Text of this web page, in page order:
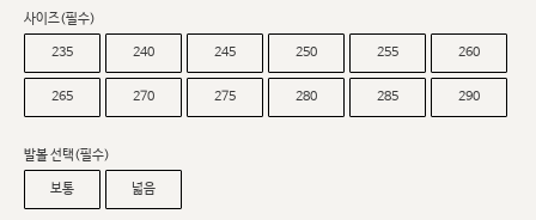
사이즈(필수)
235 240 245 250 255 260
265 270 275 280 285 290
발볼 선택(필수)
보통 넓음